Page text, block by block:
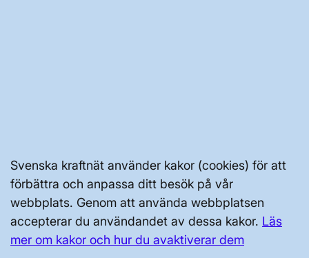
Svenska kraftnät använder kakor (cookies) för att
förbättra och anpassa ditt besök på vår
webbplats. Genom att använda webbplatsen
accepterar du användandet av dessa kakor. Läs
mer om kakor och hur du avaktiverar dem
Vår dataskyddspolicy
Tillgänglighetsredogörelse